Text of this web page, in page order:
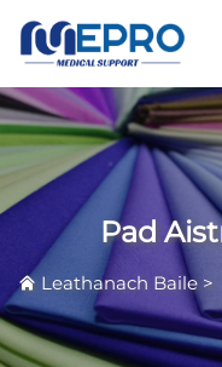
Pad
Leathanach Baile >